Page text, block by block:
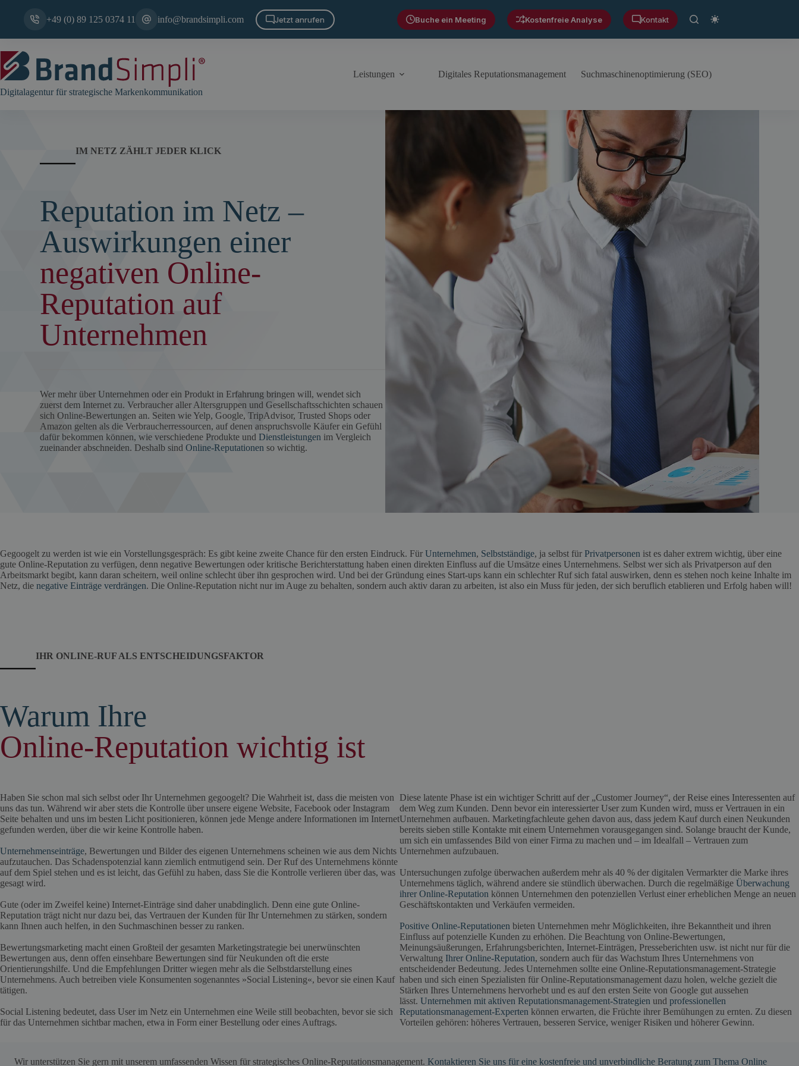
+49 (0) 89 125 0374 11 info@brandsimpli.com Jetzt anrufen Buche ein Meeting Kostenfreie Analyse Kontakt
Digitalagentur für strategische Markenkommunikation
Leistungen Digitales Reputationsmanagement Suchmaschinenoptimierung (SEO)
IM NETZ ZÄHLT JEDER KLICK
Reputation im Netz –
Auswirkungen einer
negativen Online-
Reputation auf
Unternehmen
Wer mehr über Unternehmen oder ein Produkt in Erfahrung bringen will, wendet sich
zuerst dem Internet zu. Verbraucher aller Altersgruppen und Gesellschaftsschichten schauen
sich Online-Bewertungen an. Seiten wie Yelp, Google, TripAdvisor, Trusted Shops oder
Amazon gelten als die Verbraucherressourcen, auf denen anspruchsvolle Käufer ein Gefühl
dafür bekommen können, wie verschiedene Produkte undDienstleistungen im Vergleich
zueinander abschneiden. Deshalb sindOnline-Reputationen so wichtig.
Gegoogelt zu werden ist wie ein Vorstellungsgespräch: Es gibt keine zweite Chance für den ersten Eindruck. Für Unternehmen, Selbstständige, ja selbst für Privatpersonen ist es daher extrem wichtig, über eine
gute Online-Reputation zu verfügen, denn negative Bewertungen oder kritische Berichterstattung haben einen direkten Einfluss auf die Umsätze eines Unternehmens. Selbst wer sich als Privatperson auf den
Arbeitsmarkt begibt, kann daran scheitern, weil online schlecht über ihn gesprochen wird. Und bei der Gründung eines Start-ups kann ein schlechter Ruf sich fatal auswirken, denn es stehen noch keine Inhalte im
Netz, die negative Einträge verdrängen. Die Online-Reputation nicht nur im Auge zu behalten, sondern auch aktiv daran zu arbeiten, ist also ein Muss für jeden, der sich beruflich etablieren und Erfolg haben will!
IHR ONLINE-RUF ALS ENTSCHEIDUNGSFAKTOR
Warum Ihre
Online-Reputation wichtig ist
Haben Sie schon mal sich selbst oder Ihr Unternehmen gegoogelt? Die Wahrheit ist, dass die meisten von
uns das tun. Während wir aber stets die Kontrolle über unsere eigene Website, Facebook oder Instagram
Seite behalten und uns im besten Licht positionieren, können jede Menge andere Informationen im Internet
gefunden werden, über die wir keine Kontrolle haben.
Unternehmenseinträge, Bewertungen und Bilder des eigenen Unternehmens scheinen wie aus dem Nichts
aufzutauchen. Das Schadenspotenzial kann ziemlich entmutigend sein. Der Ruf des Unternehmens könnte
auf dem Spiel stehen und es ist leicht, das Gefühl zu haben, dass Sie die Kontrolle verlieren über das, was
gesagt wird.
Gute (oder im Zweifel keine) Internet-Einträge sind daher unabdinglich. Denn eine gute Online-
Reputation trägt nicht nur dazu bei, das Vertrauen der Kunden für Ihr Unternehmen zu stärken, sondern
kann Ihnen auch helfen, in den Suchmaschinen besser zu ranken.
Bewertungsmarketing macht einen Großteil der gesamten Marketingstrategie bei unerwünschten
Bewertungen aus, denn offen einsehbare Bewertungen sind für Neukunden oft die erste
Orientierungshilfe. Und die Empfehlungen Dritter wiegen mehr als die Selbstdarstellung eines
Unternehmens. Auch betreiben viele Konsumenten sogenanntes »Social Listening«, bevor sie einen Kauf
tätigen.
Social Listening bedeutet, dass User im Netz ein Unternehmen eine Weile still beobachten, bevor sie sich
für das Unternehmen sichtbar machen, etwa in Form einer Bestellung oder eines Auftrags.
Diese latente Phase ist ein wichtiger Schritt auf der „Customer Journey“, der Reise eines Interessenten auf
dem Weg zum Kunden. Denn bevor ein interessierter User zum Kunden wird, muss er Vertrauen in ein
Unternehmen aufbauen. Marketingfachleute gehen davon aus, dass jedem Kauf durch einen Neukunden
bereits sieben stille Kontakte mit einem Unternehmen vorausgegangen sind. Solange braucht der Kunde,
um sich ein umfassendes Bild von einer Firma zu machen und – im Idealfall – Vertrauen zum
Unternehmen aufzubauen.
Untersuchungen zufolge überwachen außerdem mehr als 40 % der digitalen Vermarkter die Marke ihres
Unternehmens täglich, während andere sie stündlich überwachen. Durch die regelmäßige Überwachung
ihrer Online-Reputation können Unternehmen den potenziellen Verlust einer erheblichen Menge an neuen
Geschäftskontakten und Verkäufen vermeiden.
Positive Online-Reputationen bieten Unternehmen mehr Möglichkeiten, ihre Bekanntheit und ihren
Einfluss auf potenzielle Kunden zu erhöhen. Die Beachtung von Online-Bewertungen,
Meinungsäußerungen, Erfahrungsberichten, Internet-Einträgen, Presseberichten usw. ist nicht nur für die
Verwaltung Ihrer Online-Reputation, sondern auch für das Wachstum Ihres Unternehmens von
entscheidender Bedeutung. Jedes Unternehmen sollte eine Online-Reputationsmanagement-Strategie
haben und sich einen Spezialisten für Online-Reputationsmanagement dazu holen, welche gezielt die
Stärken Ihres Unternehmens hervorhebt und es auf den ersten Seite von Google gut aussehen
lässt. Unternehmen mit aktiven Reputationsmanagement-Strategien und professionellen
Reputationsmanagement-Experten können erwarten, die Früchte ihrer Bemühungen zu ernten. Zu diesen
Vorteilen gehören: höheres Vertrauen, besseren Service, weniger Risiken und höherer Gewinn.
Wir unterstützen Sie gern mit unserem umfassenden Wissen für strategisches Online-Reputationsmanagement. Kontaktieren Sie uns für eine kostenfreie und unverbindliche Beratung zum Thema Online